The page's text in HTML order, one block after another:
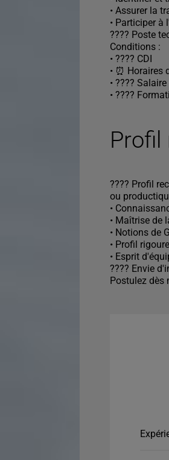
• Assurer la
• Participer
???? Poste
Conditions :
• ???? CDI
• ⏰ Horaires
• ????
• ????
Profil
???? Profil
ou
•
• Maîtrise de
• Notions de
• Profil
• Esprit
???? Envie
Postulez dès